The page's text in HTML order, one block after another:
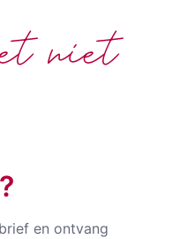
en ontvang
niet